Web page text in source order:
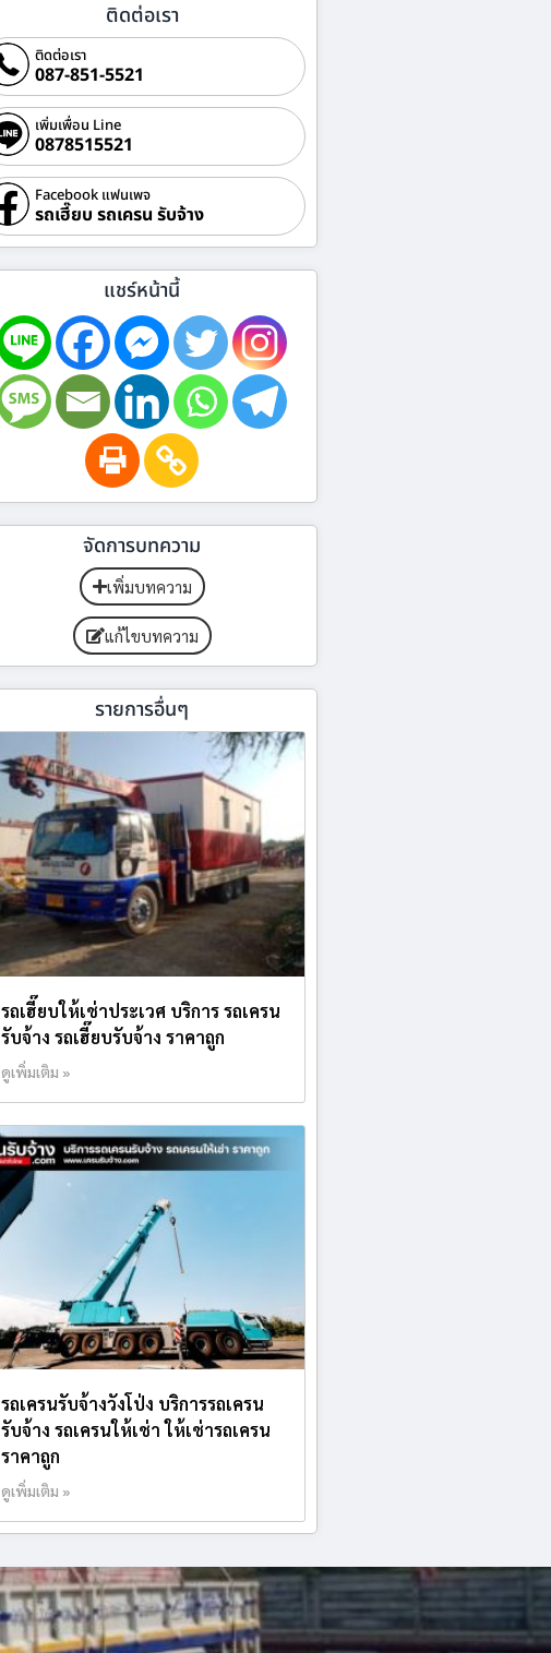
ติดต่อเรา
ติดต่อเรา
087-851-5521
เพิ่มเพื่อน Line
0878515521
Facebook แฟนเพจ
รถเฮี๊ยบ รถเครน รับจ้าง
แชร์หน้านี้
จัดการบทความ
เพิ่มบทความ
แก้ไขบทความ
รายการอื่นๆ
รถเฮี๊ยบให้เช่าประเวศ บริการ รถเครน
รับจ้าง รถเฮี๊ยบรับจ้าง ราคาถูก
ดูเพิ่มเติม »
รถเครนรับจ้างวังโป่ง บริการรถเครน
รับจ้าง รถเครนให้เช่า ให้เช่ารถเครน
ราคาถูก
ดูเพิ่มเติม »